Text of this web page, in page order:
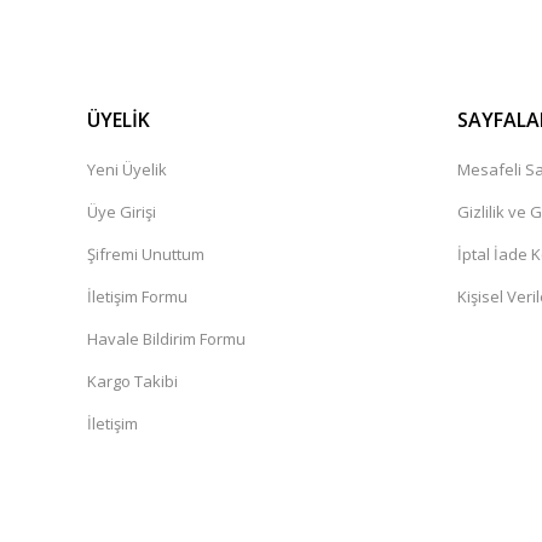
ÜYELİK
Yeni Üyelik
Üye Girişi
Şifremi Unuttum
İletişim Formu
Havale Bildirim Formu
Kargo Takibi
İletişim
Mesafeli
Gizlilik ve
İptal İade
Kişisel